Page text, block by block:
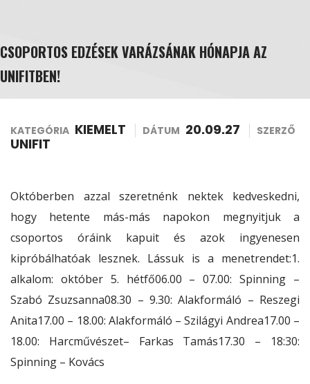
CSOPORTOS EDZÉSEK VARÁZSÁNAK HÓNAPJA AZ
UNIFITBEN!
KATEGÓRIA KIEMELT DÁTUM 20.09.27 SZERZŐ
UNIFIT
Októberben azzal szeretnénk nektek kedveskedni,
hogy hetente más-más napokon megnyitjuk a
csoportos óráink kapuit és azok ingyenesen
kipróbálhatóak lesznek. Lássuk is a menetrendet:1.
alkalom: október 5. hétfő06.00 – 07.00: Spinning –
Szabó Zsuzsanna08.30 – 9.30: Alakformáló – Reszegi
Anita17.00 – 18.00: Alakformáló – Szilágyi Andrea17.00 –
18.00: Harcművészet– Farkas Tamás17.30 – 18:30:
Spinning – Kovács